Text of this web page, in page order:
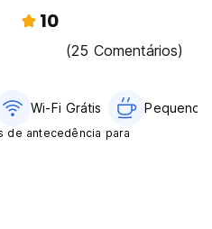
10
(25 Comentários)
Wi-Fi Grátis Pequeno-
de antecedência para